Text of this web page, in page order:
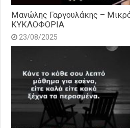
Μανώλης Γαργουλάκης –
ΚΥΚΛΟΦΟΡΙΑ
23/08/2025